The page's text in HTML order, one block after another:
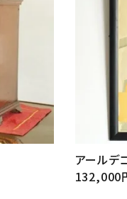
アールデ
132,000